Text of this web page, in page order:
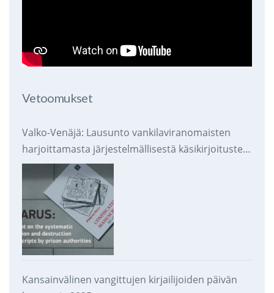
Vetoomukset
Valko-Venäjä: Lausunto vankilaviranomaisten
harjoittamasta järjestelmällisestä käsikirjoitusten
takavarikoinnista ja tuhoamisesta
Kansainvälinen vangittujen kirjailijoiden päivän